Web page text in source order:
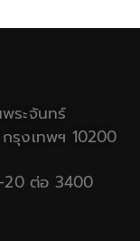
ระจันทร์
รุงเทพฯ 10200
20 ต่อ 3400